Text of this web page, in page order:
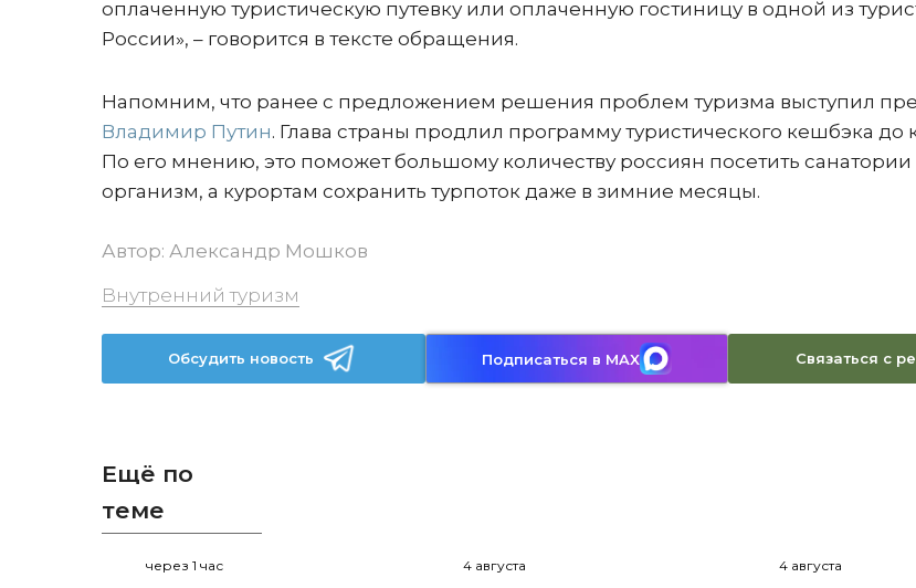
оплаченную туристическую путевку или оплаченную гостиницу в одной из
России», – говорится в тексте обращения.
Напомним, что ранее с предложением решения проблем туризма выступил
Владимир Путин. Глава страны продлил программу туристического кешбэка до
По его мнению, это поможет большому количеству россиян посетить санатории
организм, а курортам сохранить турпоток даже в зимние месяцы.
Автор: Александр Мошков
Внутренний туризм
Обсудить новость Подписаться в MAX Связаться с
Ещё по
теме
через 1 час 4 августа 4 августа